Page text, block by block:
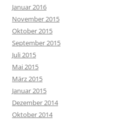
Januar 2016
November 2015
Oktober 2015
September 2015
Juli 2015
Mai 2015
März 2015
Januar 2015
Dezember 2014
Oktober 2014